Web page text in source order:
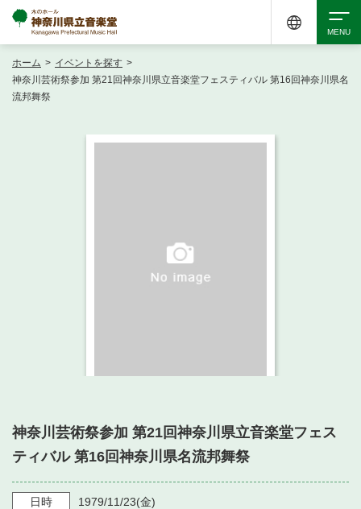
・ よくある質問
・ 空き状況
・ 抽選対象日
・ 利用料金
・ 音楽堂のご案内
・ フロアマップ
神奈川県立音楽堂
SNS
検索
ホーム > イベントを探す >
神奈川芸術祭参加 第21回神奈川県立音楽堂フェスティバル 第16回神奈川県名
流邦舞祭
神奈川芸術祭参加 第21回神奈川県立音楽堂フェス
ティバル 第16回神奈川県名流邦舞祭
日時 1979/11/23(金)